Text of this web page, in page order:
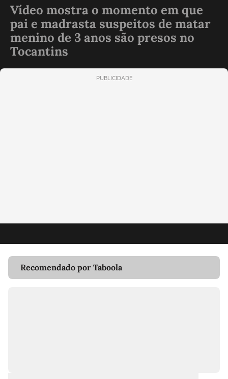
Vídeo mostra o momento em que
pai e madrasta suspeitos de matar
menino de 3 anos são presos no
Tocantins
PUBLICIDADE
Recomendado por Taboola